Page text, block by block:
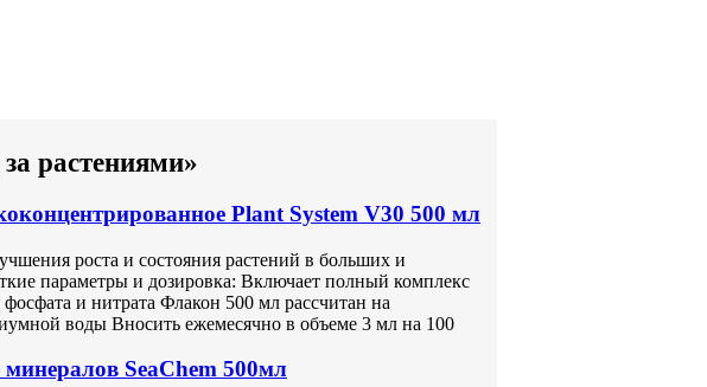
растениями»
Plant System V30 500 мл
роста и состояния растений в больших и
параметры и дозировка: Включает полный комплекс
и нитрата Флакон 500 мл рассчитан на
воды Вносить ежемесячно в объеме 3 мл на 100
SeaChem 500мл